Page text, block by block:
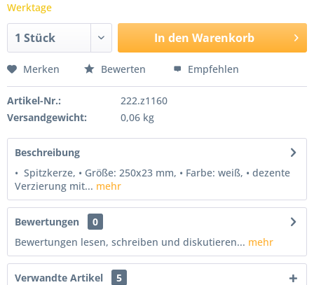
Werktage
In den Warenkorb
Merken Bewerten Empfehlen
Artikel-Nr.:
222.z1160
Versandgewicht:
0,06 kg
Beschreibung
• Spitzkerze, • Größe: 250x23 mm, • Farbe: weiß, • dezente
Verzierung mit... mehr
Bewertungen
0
Bewertungen lesen, schreiben und diskutieren... mehr
Verwandte Artikel 5